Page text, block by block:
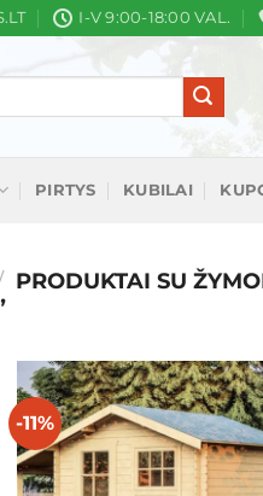
I-V 9:00-18:00 VAL.
PIRTYS KUBILAI
PRODUKTAI SU
-11%